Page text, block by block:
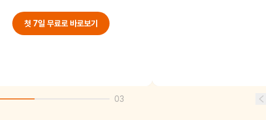
첫 7일 무료로 바로보기
03